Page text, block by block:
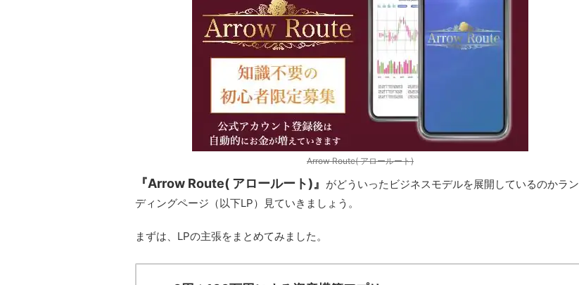
Arrow Route( アロールート)
『Arrow Route( アロールート)』 がどういったビジネスモデルを展開しているのかラン
ディングページ（以下LP）見ていきましょう。
まずは、LPの主張をまとめてみました。